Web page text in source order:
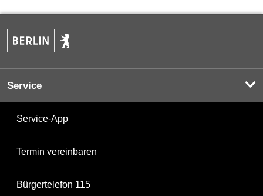
Service
Service-App
Termin vereinbaren
Bürgertelefon 115